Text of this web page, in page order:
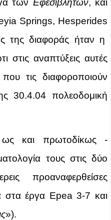
των Εφεσίβλητων, και
Springs, Hesperides
της διαφοράς ήταν η
στις αναπτύξεις αυτές
τις διαφοροποιούν
30.4.04 πολεοδομική
και πρωτοδίκως -
τους στις δύο
προαναφερθείσες
στα έργα Epea 3-7 και
»).